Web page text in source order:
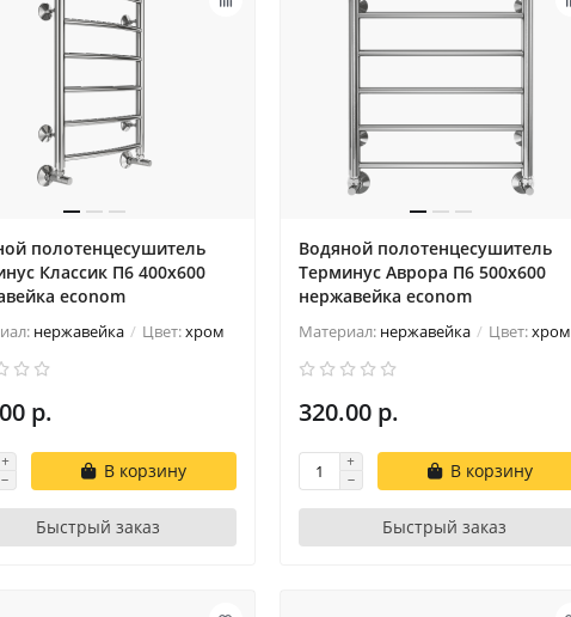
полотенцесушитель
Классик П6 400х600
econom
нержавейка Цвет:хром
р.
В корзину
Быстрый заказ
Водяной полотенцесушитель
Терминус Аврора П6 500х600
нержавейка econom
Материал: нержавейка Цвет:хром
320.00 р.
В корзину
Быстрый заказ